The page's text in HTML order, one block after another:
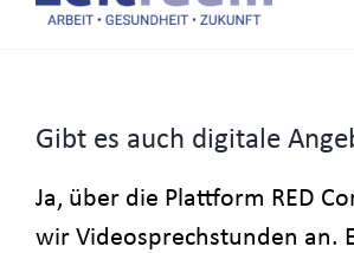
Gibt es auch digitale
Ja, über die Plattform RED
wir Videosprechstunden an.